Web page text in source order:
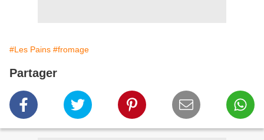
#Les Pains #fromage
Partager